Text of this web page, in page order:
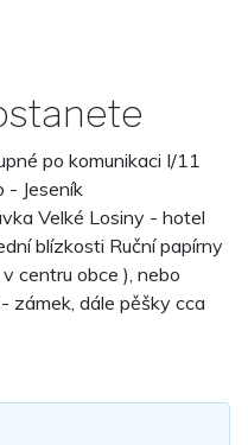
po komunikaci I/11
- Jeseník
Velké Losiny - hotel
blízkosti Ruční papírny
centru obce ), nebo
zámek, dále pěšky cca